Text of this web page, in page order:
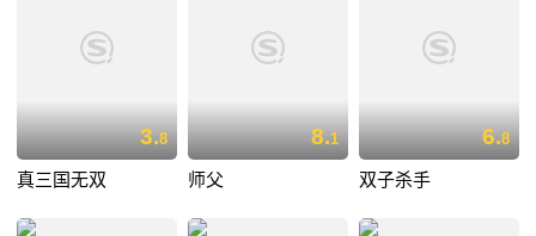
3.8
真三国无双
8.1
师父
6.8
双子杀手